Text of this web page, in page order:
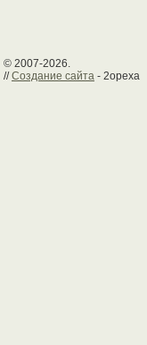
© 2007-2026.
//Создание сайта - 2opexa